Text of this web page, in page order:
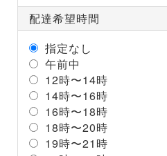
配達希望時間
指定なし
午前中
12時〜14時
14時〜16時
16時〜18時
18時〜20時
19時〜21時